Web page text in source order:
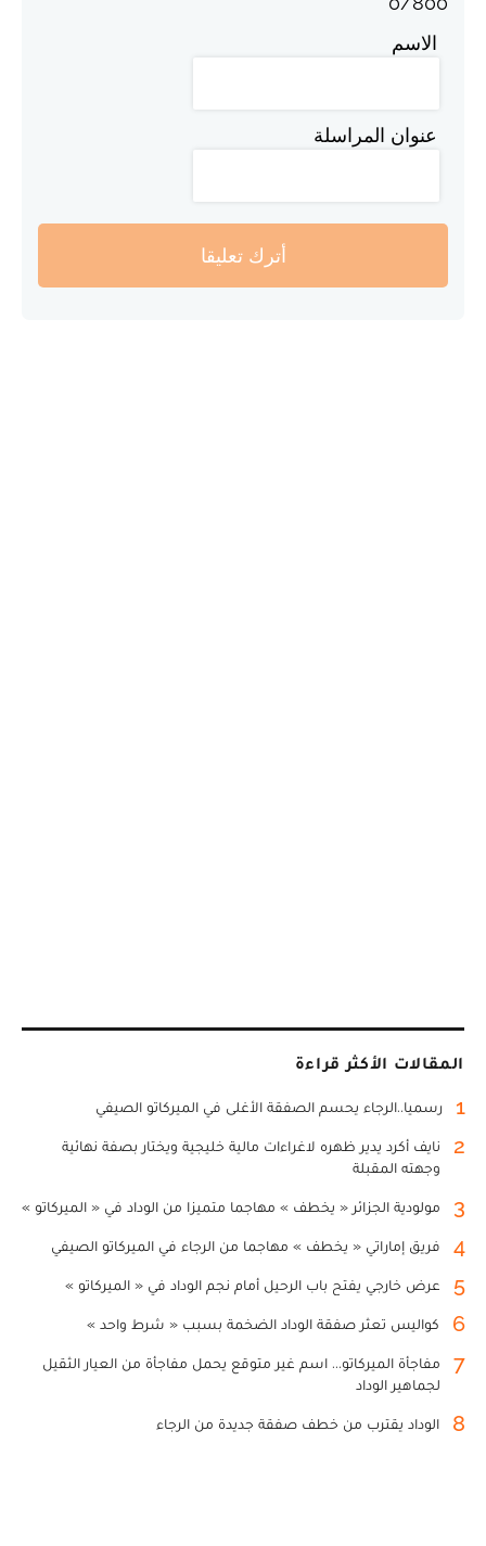
الاسم
عنوان المراسلة
أترك تعليقا
المقالات الأكثر قراءة
1 رسميا..الرجاء يحسم الصفقة الأغلى في الميركاتو الصيفي
2
نايف أكرد يدير ظهره لاغراءات مالية خليجية ويختار بصفة نهائية
وجهته المقبلة
3 مولودية الجزائر « يخطف » مهاجما متميزا من الوداد في « الميركاتو »
4 فريق إماراتي « يخطف » مهاجما من الرجاء في الميركاتو الصيفي
5 عرض خارجي يفتح باب الرحيل أمام نجم الوداد في « الميركاتو »
6 كواليس تعثر صفقة الوداد الضخمة بسبب « شرط واحد »
7
مفاجأة الميركاتو... اسم غير متوقع يحمل مفاجأة من العيار الثقيل
لجماهير الوداد
8 الوداد يقترب من خطف صفقة جديدة من الرجاء